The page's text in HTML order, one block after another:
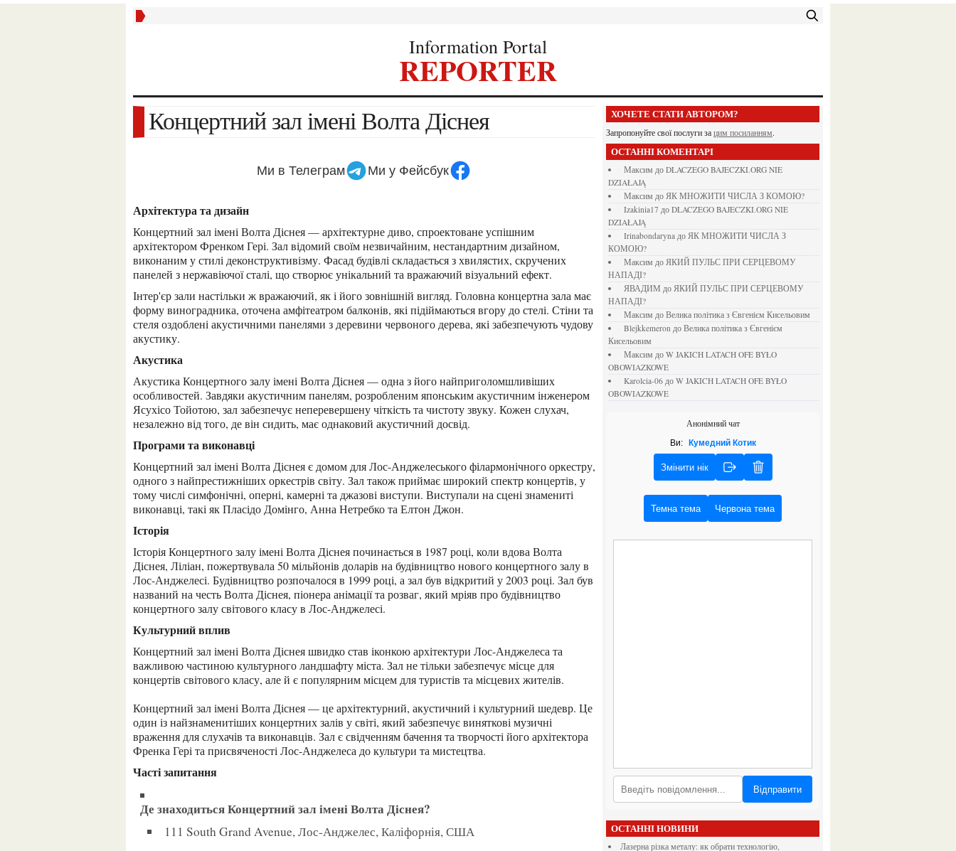
Information Portal
REPORTER
Концертний зал імені Волта Діснея
Ми в Телеграм Ми у Фейсбук
Архітектура та дизайн
Концертний зал імені Волта Діснея — архітектурне диво, спроектоване успішним
архітектором Френком Гері. Зал відомий своїм незвичайним, нестандартним дизайном,
виконаним у стилі деконструктивізму. Фасад будівлі складається з хвилястих, скручених
панелей з нержавіючої сталі, що створює унікальний та вражаючий візуальний ефект.
Інтер'єр зали настільки ж вражаючий, як і його зовнішній вигляд. Головна концертна зала має
форму виноградника, оточена амфітеатром балконів, які підіймаються вгору до стелі. Стіни та
стеля оздоблені акустичними панелями з деревини червоного дерева, які забезпечують чудову
акустику.
Акустика
Акустика Концертного залу імені Волта Діснея — одна з його найприголомшливіших
особливостей. Завдяки акустичним панелям, розробленим японським акустичним інженером
Ясухісо Тойотою, зал забезпечує неперевершену чіткість та чистоту звуку. Кожен слухач,
незалежно від того, де він сидить, має однаковий акустичний досвід.
Програми та виконавці
Концертний зал імені Волта Діснея є домом для Лос-Анджелеського філармонічного оркестру,
одного з найпрестижніших оркестрів світу. Зал також приймає широкий спектр концертів, у
тому числі симфонічні, оперні, камерні та джазові виступи. Виступали на сцені знамениті
виконавці, такі як Пласідо Домінго, Анна Нетребко та Елтон Джон.
Історія
Історія Концертного залу імені Волта Діснея починається в 1987 році, коли вдова Волта
Діснея, Ліліан, пожертвувала 50 мільйонів доларів на будівництво нового концертного залу в
Лос-Анджелесі. Будівництво розпочалося в 1999 році, а зал був відкритий у 2003 році. Зал був
названий на честь Волта Діснея, піонера анімації та розваг, який мріяв про будівництво
концертного залу світового класу в Лос-Анджелесі.
Культурний вплив
Концертний зал імені Волта Діснея швидко став іконкою архітектури Лос-Анджелеса та
важливою частиною культурного ландшафту міста. Зал не тільки забезпечує місце для
концертів світового класу, але й є популярним місцем для туристів та місцевих жителів.
Концертний зал імені Волта Діснея — це архітектурний, акустичний і культурний шедевр. Це
один із найзнаменитіших концертних залів у світі, який забезпечує виняткові музичні
враження для слухачів та виконавців. Зал є свідченням бачення та творчості його архітектора
Френка Гері та присвяченості Лос-Анджелеса до культури та мистецтва.
Часті запитання
Де знаходиться Концертний зал імені Волта Діснея?
111 South Grand Avenue, Лос-Анджелес, Каліфорнія, США
ХОЧЕТЕ СТАТИ АВТОРОМ?
Запропонуйте свої послуги за цим посиланням.
ОСТАННІ КОМЕНТАРІ
Максим до DLACZEGO BAJECZKI.ORG NIE
DZIAŁAJĄ
Максим до ЯК МНОЖИТИ ЧИСЛА З КОМОЮ?
izakinia17 до DLACZEGO BAJECZKI.ORG NIE
DZIAŁAJĄ
irinabondarynaдо ЯК МНОЖИТИ ЧИСЛА З
КОМОЮ?
Максим до ЯКИЙ ПУЛЬС ПРИ СЕРЦЕВОМУ
НАПАДІ?
ЯВАДИМ до ЯКИЙ ПУЛЬС ПРИ СЕРЦЕВОМУ
НАПАДІ?
Максим до Велика політика з Євгенієм Кисельовим
blejkkemeronдо Велика політика з Євгенієм
Кисельовим
Максим до W JAKICH LATACH OFE BYŁO
OBOWIAZKOWE
karolcia-06до W JAKICH LATACH OFE BYŁO
OBOWIAZKOWE
Анонімний чат
Ви: Кумедний Котик
Змінити нік
Темна тема Червона тема
Відправити
ОСТАННІ НОВИНИ
Лазерна різка металу: як обрати технологію,